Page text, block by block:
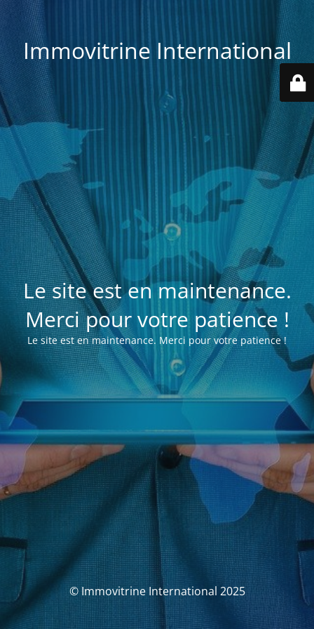
Immovitrine International
Le site est en maintenance.
Merci pour votre patience !
Le site est en maintenance. Merci pour votre patience !
© Immovitrine International 2025